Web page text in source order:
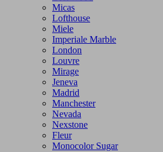
Micas
Lofthouse
Miele
Imperiale Marble
London
Louvre
Mirage
Jeneva
Madrid
Manchester
Nevada
Nexstone
Fleur
Monocolor Sugar